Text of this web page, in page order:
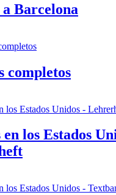
Barcelona
completos
los Estados